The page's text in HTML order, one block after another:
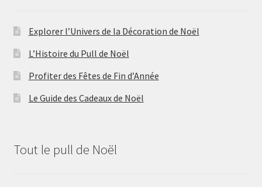
Explorer l’Univers de la Décoration de Noël
L’Histoire du Pull de Noël
Profiter des Fêtes de Fin d’Année
Le Guide des Cadeaux de Noël
Tout le pull de Noël